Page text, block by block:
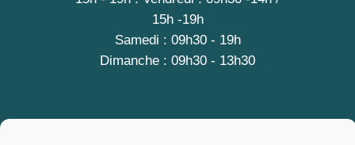
15h -19h
Samedi : 09h30 - 19h
Dimanche : 09h30 - 13h30